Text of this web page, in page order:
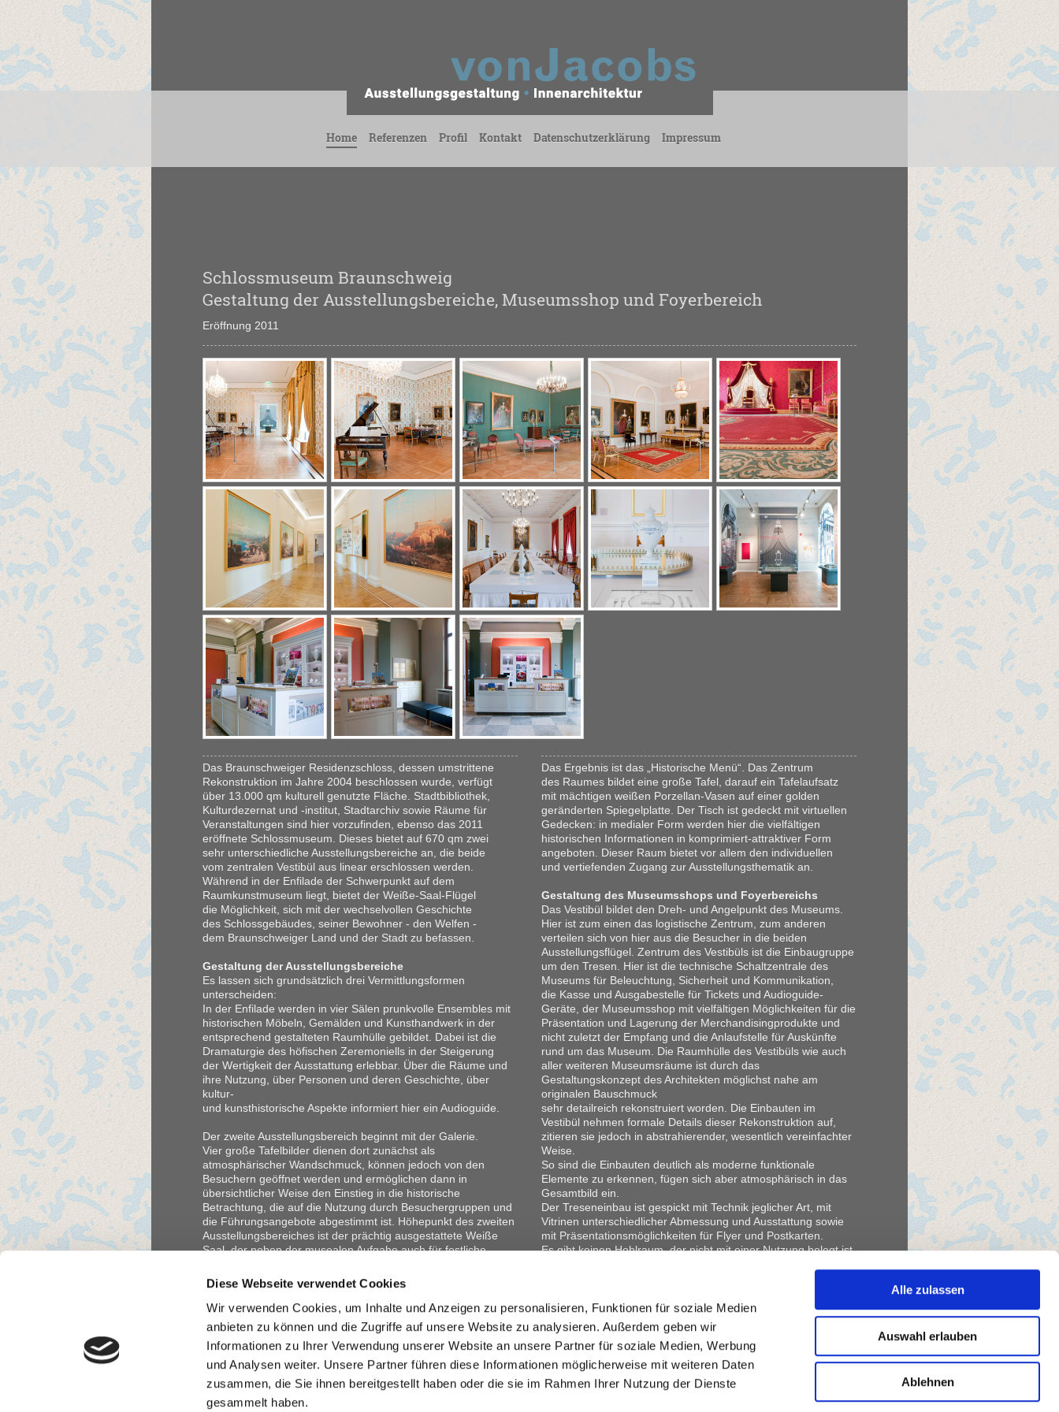
Diese Webseite verwendet Cookies
Wir verwenden Cookies, um Inhalte und Anzeigen zu personalisieren, Funktionen für soziale Medien
anbieten zu können und die Zugriffe auf unsere Website zu analysieren. Außerdem geben wir
Informationen zu Ihrer Verwendung unserer Website an unsere Partner für soziale Medien, Werbung
und Analysen weiter. Unsere Partner führen diese Informationen möglicherweise mit weiteren Daten
zusammen, die Sie ihnen bereitgestellt haben oder die sie im Rahmen Ihrer Nutzung der Dienste
gesammelt haben.
Alle zulassen
Auswahl erlauben
Ablehnen
Home Referenzen Profil Kontakt Datenschutzerklärung Impressum
Schlossmuseum Braunschweig
Gestaltung der Ausstellungsbereiche, Museumsshop und Foyerbereich
Eröffnung 2011
Das Braunschweiger Residenzschloss, dessen umstrittene
Rekonstruktion im Jahre 2004 beschlossen wurde, verfügt
über 13.000 qm kulturell genutzte Fläche. Stadtbibliothek,
Kulturdezernat und -institut, Stadtarchiv sowie Räume für
Veranstaltungen sind hier vorzufinden, ebenso das 2011
eröffnete Schlossmuseum. Dieses bietet auf 670 qm zwei
sehr unterschiedliche Ausstellungsbereiche an, die beide
vom zentralen Vestibül aus linear erschlossen werden.
Während in der Enfilade der Schwerpunkt auf dem
Raumkunstmuseum liegt, bietet der Weiße-Saal-Flügel
die Möglichkeit, sich mit der wechselvollen Geschichte
des Schlossgebäudes, seiner Bewohner - den Welfen -
dem Braunschweiger Land und der Stadt zu befassen.
Gestaltung der Ausstellungsbereiche
Es lassen sich grundsätzlich drei Vermittlungsformen
unterscheiden:
In der Enfilade werden in vier Sälen prunkvolle Ensembles mit
historischen Möbeln, Gemälden und Kunsthandwerk in der
entsprechend gestalteten Raumhülle gebildet. Dabei ist die
Dramaturgie des höfischen Zeremoniells in der Steigerung
der Wertigkeit der Ausstattung erlebbar. Über die Räume und
ihre Nutzung, über Personen und deren Geschichte, über
kultur-
und kunsthistorische Aspekte informiert hier ein Audioguide.
Der zweite Ausstellungsbereich beginnt mit der Galerie.
Vier große Tafelbilder dienen dort zunächst als
atmosphärischer Wandschmuck, können jedoch von den
Besuchern geöffnet werden und ermöglichen dann in
übersichtlicher Weise den Einstieg in die historische
Betrachtung, die auf die Nutzung durch Besuchergruppen und
die Führungsangebote abgestimmt ist. Höhepunkt des zweiten
Ausstellungsbereiches ist der prächtig ausgestattete Weiße
Saal, der neben der musealen Aufgabe auch für festliche
Für seine differenzierte didaktische Aufgabe wurde ein
gestalterischer Rahmen entwickelt, der dem prunkvollen
Raumeindruck nicht zuwiderläuft, sondern Raumhülle
und informative Intervention als Gesamtbild erfahren lässt.
Das Ergebnis ist das „Historische Menü“. Das Zentrum
des Raumes bildet eine große Tafel, darauf ein Tafelaufsatz
mit mächtigen weißen Porzellan-Vasen auf einer golden
geränderten Spiegelplatte. Der Tisch ist gedeckt mit virtuellen
Gedecken: in medialer Form werden hier die vielfältigen
historischen Informationen in komprimiert-attraktiver Form
angeboten. Dieser Raum bietet vor allem den individuellen
und vertiefenden Zugang zur Ausstellungsthematik an.
Gestaltung des Museumsshops und Foyerbereichs
Das Vestibül bildet den Dreh- und Angelpunkt des Museums.
Hier ist zum einen das logistische Zentrum, zum anderen
verteilen sich von hier aus die Besucher in die beiden
Ausstellungsflügel. Zentrum des Vestibüls ist die Einbaugruppe
um den Tresen. Hier ist die technische Schaltzentrale des
Museums für Beleuchtung, Sicherheit und Kommunikation,
die Kasse und Ausgabestelle für Tickets und Audioguide-
Geräte, der Museumsshop mit vielfältigen Möglichkeiten für die
Präsentation und Lagerung der Merchandisingprodukte und
nicht zuletzt der Empfang und die Anlaufstelle für Auskünfte
rund um das Museum. Die Raumhülle des Vestibüls wie auch
aller weiteren Museumsräume ist durch das
Gestaltungskonzept des Architekten möglichst nahe am
originalen Bauschmuck
sehr detailreich rekonstruiert worden. Die Einbauten im
Vestibül nehmen formale Details dieser Rekonstruktion auf,
zitieren sie jedoch in abstrahierender, wesentlich vereinfachter
Weise.
So sind die Einbauten deutlich als moderne funktionale
Elemente zu erkennen, fügen sich aber atmosphärisch in das
Gesamtbild ein.
Der Treseneinbau ist gespickt mit Technik jeglicher Art, mit
Vitrinen unterschiedlicher Abmessung und Ausstattung sowie
mit Präsentationsmöglichkeiten für Flyer und Postkarten.
Es gibt keinen Hohlraum, der nicht mit einer Nutzung belegt ist,
Besuchern sitzen, mit einer Bodentemperierung ausgestattet.
zurück zur Übersicht